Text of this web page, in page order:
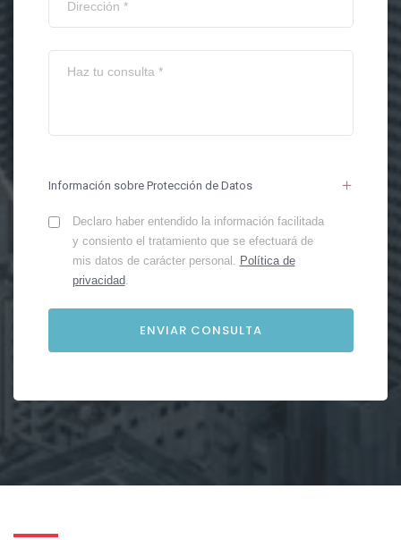
Información sobre Protección de Datos
Declaro haber entendido la información facilitada
y consiento el tratamiento que se efectuará de
mis datos de carácter personal. Política de
privacidad.